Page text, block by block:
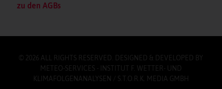
zu den AGBs
© 2026 ALL RIGHTS RESERVED. DESIGNED & DEVELOPED BY
METEO-SERVICES - INSTITUT F. WETTER- UND
KLIMAFOLGENANALYSEN / S.T.O.R.K. MEDIA GMBH